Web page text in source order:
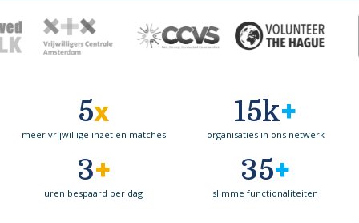
5x
meer vrijwillige inzet en matches
15k+
organisaties in ons netwerk
3+
uren bespaard per dag
35+
slimme functionaliteiten